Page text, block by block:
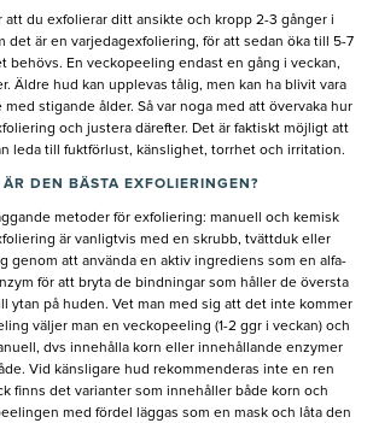
att du exfolierar ditt ansikte och kropp 2-3 gånger i
det är en varjedagexfoliering, för att sedan öka till 5-7
behövs. En veckopeeling endast en gång i veckan,
Äldre hud kan upplevas tålig, men kan ha blivit vara
stigande ålder. Så var noga med att övervaka hur
och justera därefter. Det är faktiskt möjligt att
leda till fuktförlust, känslighet, torrhet och irritation.
DEN BÄSTA EXFOLIERINGEN?
metoder för exfoliering: manuell och kemisk
är vanligtvis med en skrubb, tvättduk eller
genom att använda en aktiv ingrediens som en alfa-
för att bryta de bindningar som håller de översta
ytan på huden. Vet man med sig att det inte kommer
väljer man en veckopeeling (1-2 ggr i veckan) och
dvs innehålla korn eller innehållande enzymer
Vid känsligare hud rekommenderas inte en ren
finns det varianter som innehåller både korn och
med fördel läggas som en mask och låta den